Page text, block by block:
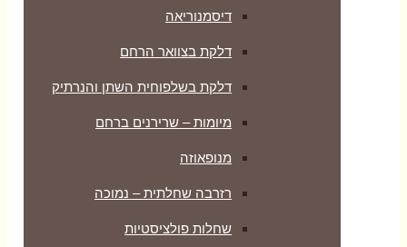
דיסמנוריאה
דלקת בצוואר הרחם
דלקת בשלפוחית השתן והנרתיק
מיומות – שרירנים ברחם
מנופאוזה
רזרבה שחלתית – נמוכה
שחלות פולציסטיות